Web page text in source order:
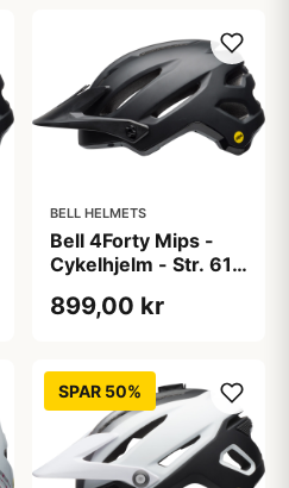
BELL HELMETS
Bell 4Forty Mips -
Cykelhjelm - Str. 61-
Sort
899,00 kr
SPAR 50%